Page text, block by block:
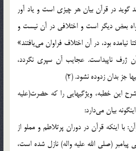
گويد در قرآن‌ بيان‌ هر چيزي‌ است‌ و ياد آور
بعض‌ ديگر است‌ و اختلافي‌ در آن‌ نيست‌ و
بود، در آن‌ اختلاف‌ فراوان‌ مي‌يافتند»
ژرف‌ ناپيداست‌. عجايب‌ آن‌ سپري‌ نگردد،
جز بدان‌ زدوده‌ نشود. (2)
اين‌ خطبه‌، ويژگيهايي‌ را كه‌ حضرت‌(علیه
بيان‌ مي‌دارد:
با اينكه‌ قرآن‌ در دوران‌ پرتلاطم‌ و مملو از
(صلی الله علیه واله‌) نازل‌ شده‌ است‌،